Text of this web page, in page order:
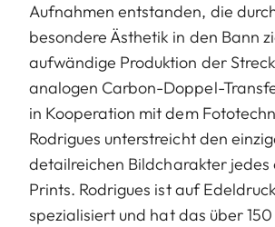
Aufnahmen entstanden, die
besondere Ästhetik in den Bann
aufwändige Produktion der
analogen Carbon-Doppel-
in Kooperation mit dem
Rodrigues unterstreicht den
detailreichen Bildcharakter jedes
Prints. Rodrigues ist auf
spezialisiert und hat das über